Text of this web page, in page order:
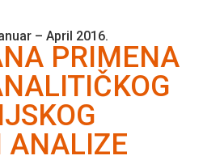
– April 2016.
PRIMENA
ANALIZE